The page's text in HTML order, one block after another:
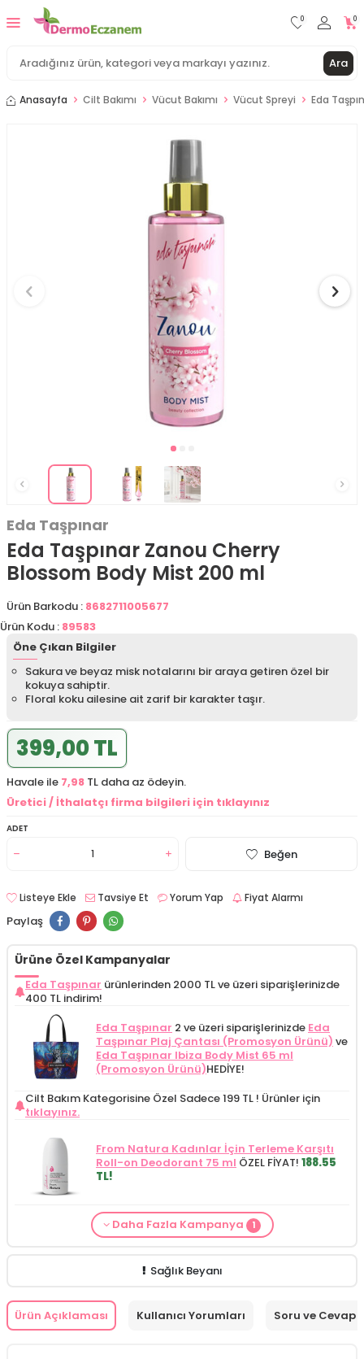
Ara
0 0
Anasayfa Cilt Bakımı Vücut Bakımı Vücut Spreyi Eda
Eda Taşpınar
Eda Taşpınar Zanou Cherry
Blossom Body Mist 200 ml
Ürün Barkodu : 8682711005677
Ürün Kodu : 89583
Öne Çıkan Bilgiler
Sakura ve beyaz misk notalarını bir araya getiren özel bir
kokuya sahiptir.
Floral koku ailesine ait zarif bir karakter taşır.
399,00 TL
Havale ile 7,98 TL daha az ödeyin.
Üretici / İthalatçı firma bilgileri için tıklayınız
ADET
Beğen
Listeye Ekle Tavsiye Et Yorum Yap Fiyat Alarmı
Paylaş
Ürüne Özel Kampanyalar
Eda Taşpınar ürünlerinden 2000 TL ve üzeri siparişlerinizde
400 TL indirim!
Eda Taşpınar 2 ve üzeri siparişlerinizde Eda
Taşpınar Plaj Çantası (Promosyon Ürünü) ve
Eda Taşpınar Ibiza Body Mist 65 ml
(Promosyon Ürünü)HEDİYE!
Cilt Bakım Kategorisine Özel Sadece 199 TL ! Ürünler için
tıklayınız.
From Natura Kadınlar İçin Terleme Karşıtı
Roll-on Deodorant 75 ml ÖZEL FİYAT! 188.55
TL!
Cilt Bakım ürünü siparişinizdeMamaaura
Daha Fazla Kampanya 1
Sağlık Beyanı
Ürün Açıklaması Kullanıcı Yorumları Soru ve Cevap